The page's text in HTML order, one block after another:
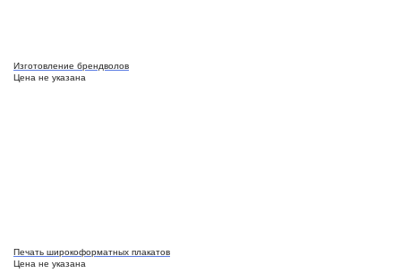
Изготовление брендволов
Цена не указана
Печать широкоформатных плакатов
Цена не указана